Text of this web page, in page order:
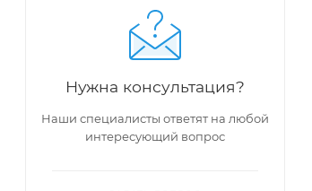
Нужна консультация?
Наши специалисты ответят на любой
интересующий вопрос